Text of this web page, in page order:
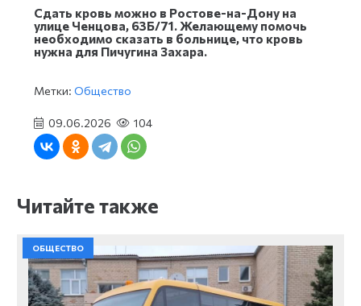
Сдать кровь можно в Ростове-на-Дону на
улице Ченцова, 63Б/71. Желающему помочь
необходимо сказать в больнице, что кровь
нужна для Пичугина Захара.
Метки: Общество
09.06.2026 104
Читайте также
ОБЩЕСТВО